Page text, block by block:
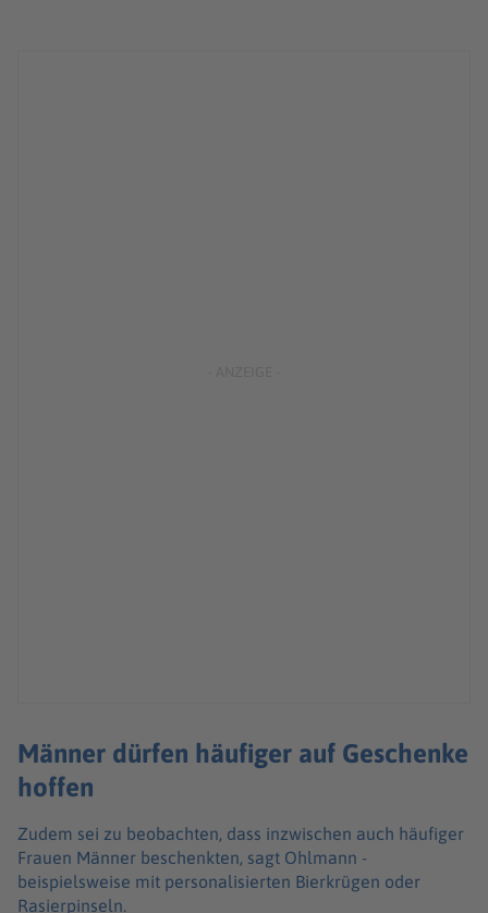
Männer dürfen häufiger auf Geschenke
hoffen
Zudem sei zu beobachten, dass inzwischen auch häufiger
Frauen Männer beschenkten, sagt Ohlmann -
beispielsweise mit personalisierten Bierkrügen oder
Rasierpinseln.